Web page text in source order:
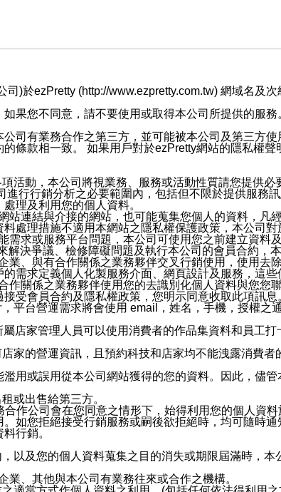
)於ezPretty (http://www.ezpretty.com.tw) 網域名及
果您不同意，請不要使用或取得本公司所提供的服務
司有業務合作之第三方，並可能被本公司及第三方
條款相一致。 如果用戶對於ezPretty網站的隱私權
活動，本公司將視業務、服務或活動性質請您提供
行行銷分析之必要範圍內，包括但不限於提供服務
理及利用您的個人資料。
站連結與介接的網站，也可能蒐集您個人的資料，
處理措施不適用本網站之隱私權保護政策，本公司
需求或服務平台問題，本公司可使用您之前建立資
決爭議、檢修障礙問題及執行本公司的會員合約，
、與有合作關係之業務夥伴交叉行銷使用，使用
需求定義個人化製服務介面、網頁設計及服務，這
作關係之業務夥伴使用您的去識別化個人資料與您
受會員合約及隱私權政策，您明示同意收取此項訊
平台營運需求將會使用 email，姓名，手機，授權
店家管理人員可以使用消費者的作品集資料和員工
家的營運資訊，且預約科技和店家均不能洩露消費
用或誤用從本公司網站獲得的您的資料。因此，儘
或出售給第三方。
作公司會在您同意之情形下，始得利用您的個人資
如您拒絕接受行銷服務或嗣後欲拒絕時，均可隨時
行銷。
以及您的個人資料蒐集之目的消失或期限屆滿時，本
、其他與本公司有業務往來或合作之機構。